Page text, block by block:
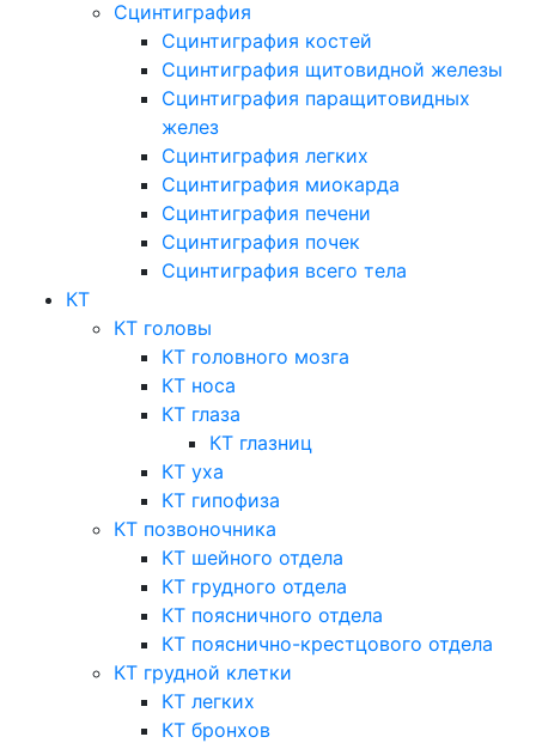
Сцинтиграфия
Сцинтиграфия костей
Сцинтиграфия щитовидной железы
Сцинтиграфия паращитовидных
желез
Сцинтиграфия легких
Сцинтиграфия миокарда
Сцинтиграфия печени
Сцинтиграфия почек
Сцинтиграфия всего тела
КТ
КТ головы
КТ головного мозга
КТ носа
КТ глаза
КТ глазниц
КТ уха
КТ гипофиза
КТ позвоночника
КТ шейного отдела
КТ грудного отдела
КТ поясничного отдела
КТ пояснично-крестцового отдела
КТ грудной клетки
КТ легких
КТ бронхов